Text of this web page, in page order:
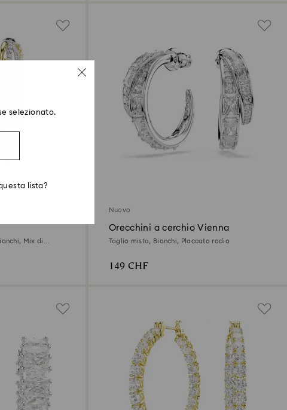
Mix di
Nuovo
Orecchini a cerchio Vienna
Taglio misto, Bianchi, Placcato rodio
149 CHF
selezionato.
lista?